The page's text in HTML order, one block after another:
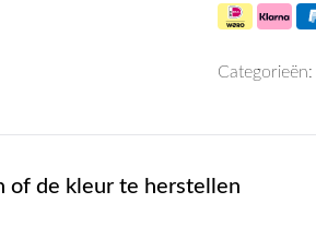
Categorieën:
of de kleur te herstellen